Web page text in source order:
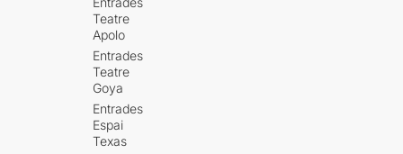
Teatre
Apolo
Entrades
Teatre
Goya
Entrades
Espai
Texas